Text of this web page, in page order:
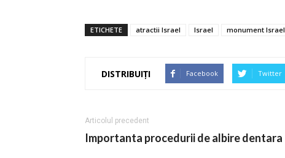
ETICHETE atractii Israel Israel monument Israel
DISTRIBUIȚI Facebook Twitter
Articolul precedent
Importanta procedurii de albire dentara